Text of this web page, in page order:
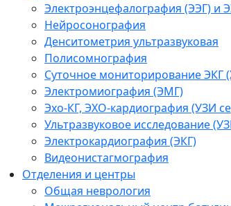
Электроэнцефалография (ЭЭГ) и
Нейросонография
Денситометрия ультразвуковая
Полисомнография
Суточное мониторирование ЭКГ
Электромиография (ЭМГ)
Эхо-КГ, ЭХО-кардиография (УЗИ
Ультразвуковое исследование
Электрокардиография (ЭКГ)
Видеонистагмография
Отделения и центры
Общая неврология